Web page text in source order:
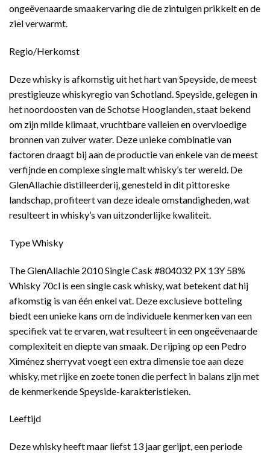
ongeëvenaarde smaakervaring die de zintuigen prikkelt en de
ziel verwarmt.
Regio/Herkomst
Deze whisky is afkomstig uit het hart van Speyside, de meest
prestigieuze whiskyregio van Schotland. Speyside, gelegen in
het noordoosten van de Schotse Hooglanden, staat bekend
om zijn milde klimaat, vruchtbare valleien en overvloedige
bronnen van zuiver water. Deze unieke combinatie van
factoren draagt bij aan de productie van enkele van de meest
verfijnde en complexe single malt whisky’s ter wereld. De
GlenAllachie distilleerderij, genesteld in dit pittoreske
landschap, profiteert van deze ideale omstandigheden, wat
resulteert in whisky’s van uitzonderlijke kwaliteit.
Type Whisky
The GlenAllachie 2010 Single Cask #804032 PX 13Y 58%
Whisky 70cl is een single cask whisky, wat betekent dat hij
afkomstig is van één enkel vat. Deze exclusieve botteling
biedt een unieke kans om de individuele kenmerken van een
specifiek vat te ervaren, wat resulteert in een ongeëvenaarde
complexiteit en diepte van smaak. De rijping op een Pedro
Ximénez sherryvat voegt een extra dimensie toe aan deze
whisky, met rijke en zoete tonen die perfect in balans zijn met
de kenmerkende Speyside-karakteristieken.
Leeftijd
Deze whisky heeft maar liefst 13 jaar gerijpt, een periode